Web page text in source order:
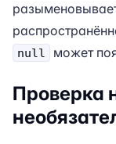
null может
Проверка